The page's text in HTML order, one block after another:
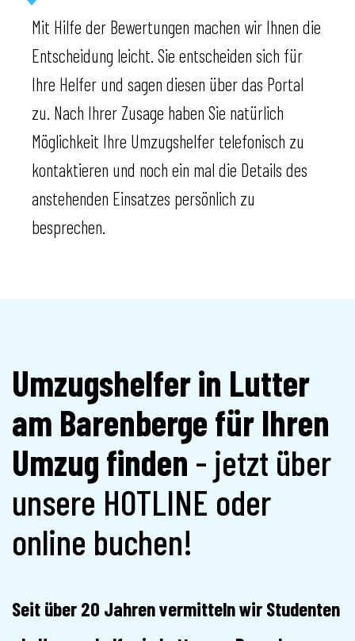
Mit Hilfe der Bewertungen machen wir Ihnen die
Entscheidung leicht. Sie entscheiden sich für
Ihre Helfer und sagen diesen über das Portal
zu. Nach Ihrer Zusage haben Sie natürlich
Möglichkeit Ihre Umzugshelfer telefonisch zu
kontaktieren und noch ein mal die Details des
anstehenden Einsatzes persönlich zu
besprechen.
Umzugshelfer in Lutter
am Barenberge für Ihren
Umzug finden - jetzt über
unsere HOTLINE oder
online buchen!
Seit über 20 Jahren vermitteln wir Studenten